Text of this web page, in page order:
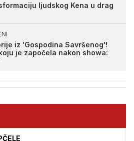
ljudskog Kena u drag
iz 'Gospodina Savršenog'!
je započela nakon showa: